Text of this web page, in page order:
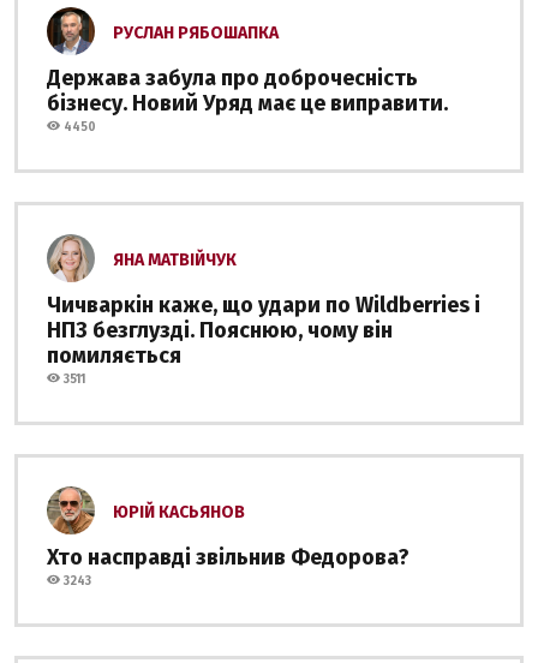
РУСЛАН РЯБОШАПКА
Держава забула про доброчесність
бізнесу. Новий Уряд має це виправити.
4450
ЯНА МАТВІЙЧУК
Чичваркін каже, що удари по Wildberries і
НПЗ безглузді. Пояснюю, чому він
помиляється
3511
ЮРІЙ КАСЬЯНОВ
Хто насправді звільнив Федорова?
3243